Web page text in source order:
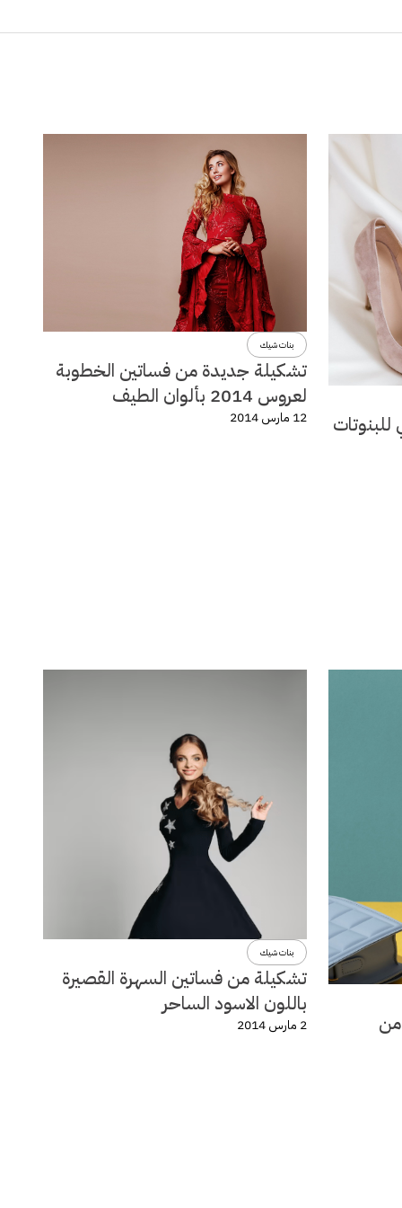
بنات شيك
تشكيلة جديدة من فساتين الخطوبة
لعروس 2014 بألوان الطيف
12 مارس 2014
وصيف 2014 من
بنات شيك
تشكيلة من فساتين السهرة القصيرة
باللون الاسود الساحر
2 مارس 2014